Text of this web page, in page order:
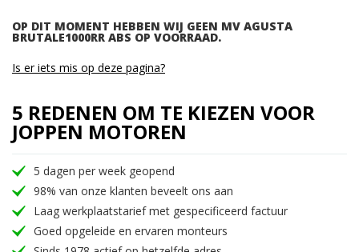
OP DIT MOMENT HEBBEN WIJ GEEN MV AGUSTA
BRUTALE1000RR ABS OP VOORRAAD.
Is er iets mis op deze pagina?
5 REDENEN OM TE KIEZEN VOOR
JOPPEN MOTOREN
5 dagen per week geopend
98% van onze klanten beveelt ons aan
Laag werkplaatstarief met gespecificeerd factuur
Goed opgeleide en ervaren monteurs